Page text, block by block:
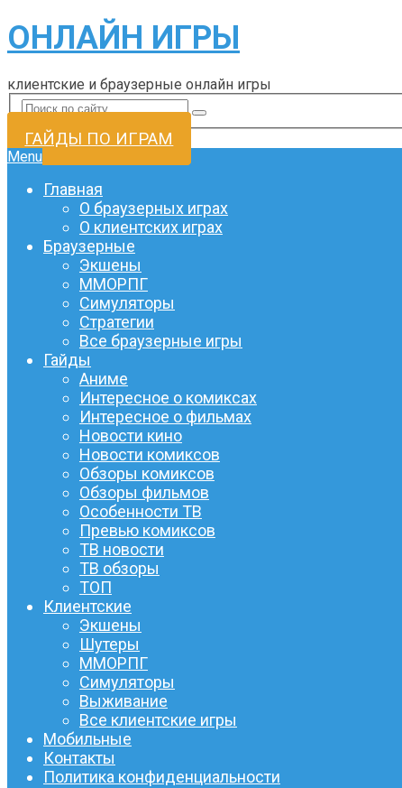
ОНЛАЙН ИГРЫ
клиентские и браузерные онлайн игры
ГАЙДЫ ПО ИГРАМ
Menu
Главная
О браузерных играх
О клиентских играх
Браузерные
Экшены
ММОРПГ
Симуляторы
Стратегии
Все браузерные игры
Гайды
Аниме
Интересное о комиксах
Интересное о фильмах
Новости кино
Новости комиксов
Обзоры комиксов
Обзоры фильмов
Особенности ТВ
Превью комиксов
ТВ новости
ТВ обзоры
ТОП
Клиентские
Экшены
Шутеры
ММОРПГ
Симуляторы
Выживание
Все клиентские игры
Мобильные
Контакты
Политика конфиденциальности